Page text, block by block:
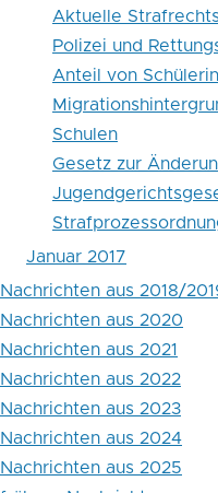
Aktuelle
Polizei und
Anteil von
Schulen
Gesetz zur
Januar 2017
Nachrichten aus 2018/
Nachrichten aus 2020
Nachrichten aus 2021
Nachrichten aus 2022
Nachrichten aus 2023
Nachrichten aus 2024
Nachrichten aus 2025